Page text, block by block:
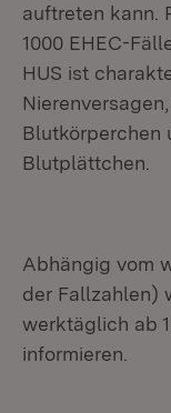
auftreten kann.
1000 EHEC-
HUS ist
Blutkörperchen
Blutplättchen.
Abhängig vom
der Fallzahlen)
werktäglich ab
informieren.